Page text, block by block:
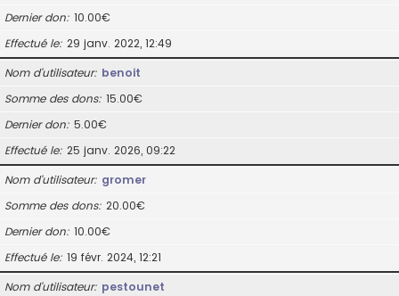
Dernier don 10.00€
Effectué le 29 janv. 2022, 12:49
Nom d’utilisateur benoit
Somme des dons 15.00€
Dernier don 5.00€
Effectué le 25 janv. 2026, 09:22
Nom d’utilisateur gromer
Somme des dons 20.00€
Dernier don 10.00€
Effectué le 19 févr. 2024, 12:21
Nom d’utilisateur pestounet